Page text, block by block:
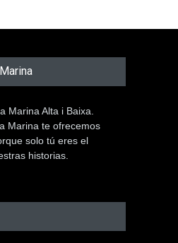
Marina Alta i Baixa.
Marina te ofrecemos
solo tú eres el
historias.